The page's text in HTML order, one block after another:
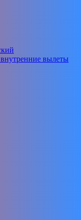
вылеты